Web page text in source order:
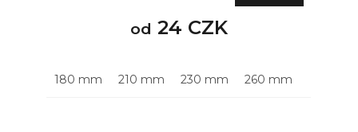
od 24 CZK
180 mm 210 mm 230 mm 260 mm